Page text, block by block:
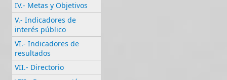
IV.- Metas y Objetivos
V.- Indicadores de
interés público
VI.- Indicadores de
resultados
VII.- Directorio